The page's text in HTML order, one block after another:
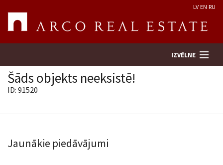
LV EN RU
IZVĒLNE
Uzņēmums
Šāds objekts neeksistē!
ID: 91520
Jaunākie piedāvājumi